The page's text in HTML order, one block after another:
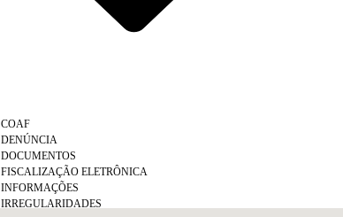
COAF
DENÚNCIA
DOCUMENTOS
FISCALIZAÇÃO ELETRÔNICA
INFORMAÇÕES
IRREGULARIDADES